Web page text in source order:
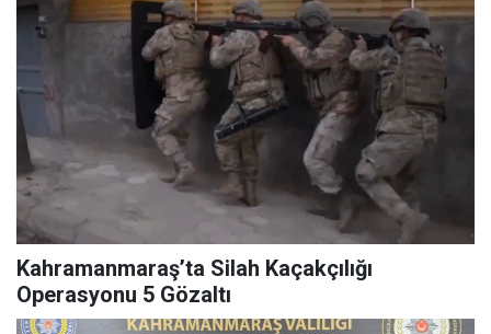
Kahramanmaraş’ta Silah Kaçakçılığı
Operasyonu 5 Gözaltı